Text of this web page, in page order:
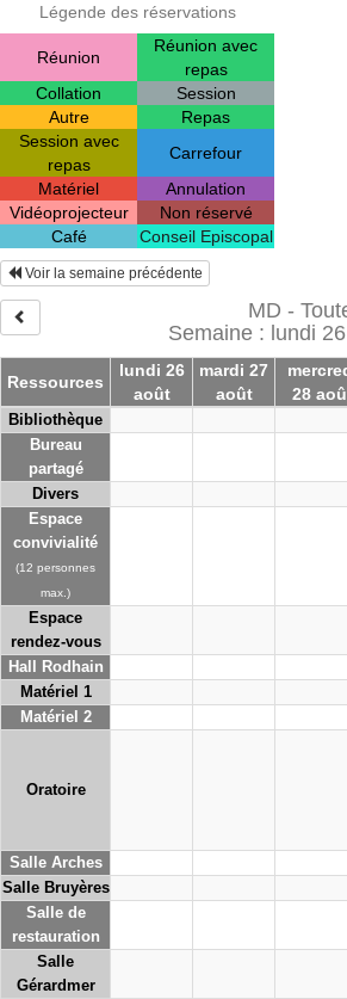
Légende des réservations
Réunion
Réunion avec
repas
Collation
Session
Autre
Repas
Session avec
repas
Carrefour
Matériel
Annulation
Vidéoprojecteur
Non réservé
Café
Conseil Episcopal
Voir la semaine précédente
MD -
Semaine : lundi
Ressources
lundi 26
août
mardi 27
août
28
Bibliothèque
Bureau
partagé
Divers
Espace
convivialité
(12 personnes
max.)
Espace
rendez-vous
Hall Rodhain
Matériel 1
Matériel 2
Oratoire
Salle Arches
Salle Bruyères
Salle de
restauration
Salle
Gérardmer